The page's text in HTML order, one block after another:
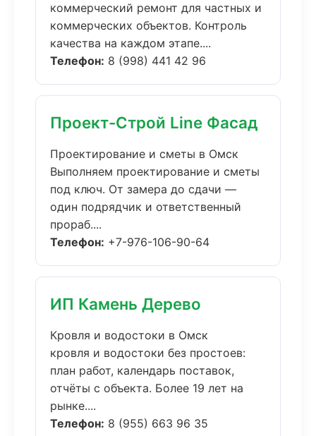
коммерческий ремонт для частных и
коммерческих объектов. Контроль
качества на каждом этапе....
Телефон: 8 (998) 441 42 96
Проект-Строй Line Фасад
Проектирование и сметы в Омск
Выполняем проектирование и сметы
под ключ. От замера до сдачи —
один подрядчик и ответственный
прораб....
Телефон: +7-976-106-90-64
ИП Камень Дерево
Кровля и водостоки в Омск
кровля и водостоки без простоев:
план работ, календарь поставок,
отчёты с объекта. Более 19 лет на
рынке....
Телефон: 8 (955) 663 96 35